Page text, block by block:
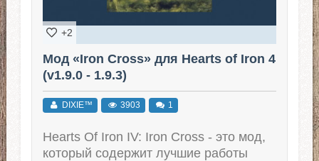
+2
Мод «Iron Cross» для Hearts of Iron 4
(v1.9.0 - 1.9.3)
DIXIE™ 3903 1
Hearts Of Iron IV: Iron Cross - это мод,
который содержит лучшие работы